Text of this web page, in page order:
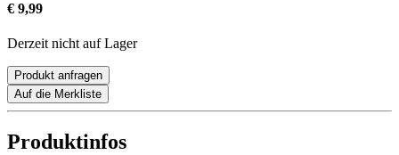
€ 9,99
Derzeit nicht auf Lager
Produkt anfragen
Auf die Merkliste
Produktinfos